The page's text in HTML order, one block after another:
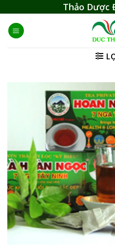
content
Thảo Dược